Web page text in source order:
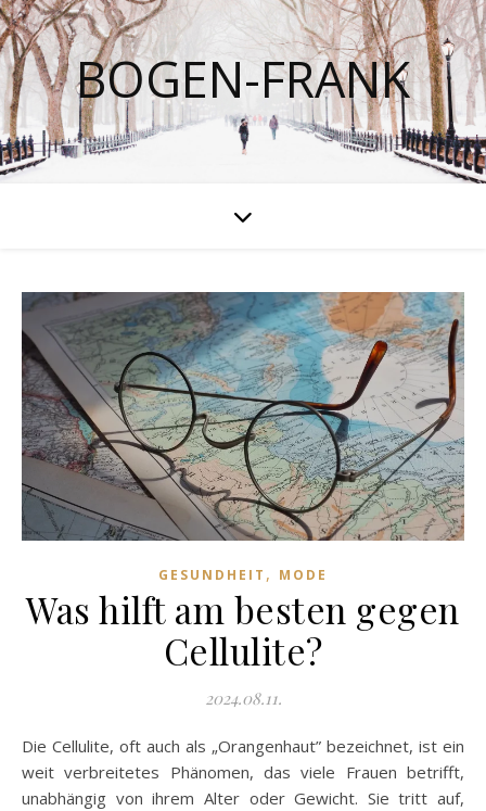
BOGEN-FRANK
GESUNDHEIT , MODE
Was hilft am besten gegen
Cellulite?
2024.08.11.
Die Cellulite, oft auch als „Orangenhaut” bezeichnet, ist ein
weit verbreitetes Phänomen, das viele Frauen betrifft,
unabhängig von ihrem Alter oder Gewicht. Sie tritt auf,